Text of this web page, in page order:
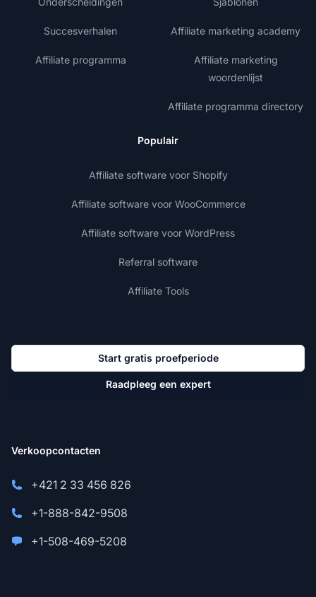
Succesverhalen
Affiliate programma
Affiliate marketing academy
Affiliate marketing
woordenlijst
Affiliate programma directory
Populair
Affiliate software voor Shopify
Affiliate software voor WooCommerce
Affiliate software voor WordPress
Referral software
Affiliate Tools
Start gratis proefperiode
Raadpleeg een expert
Verkoopcontacten
+421 2 33 456 826
+1-888-842-9508
+1-508-469-5208